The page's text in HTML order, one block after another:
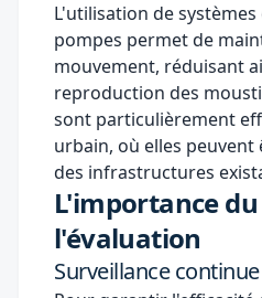
L'utilisation de
pompes permet de
mouvement, réduisant
reproduction des
sont particulièrement
urbain, où elles
des infrastructures
L'importance
l'évaluation
Surveillance continue